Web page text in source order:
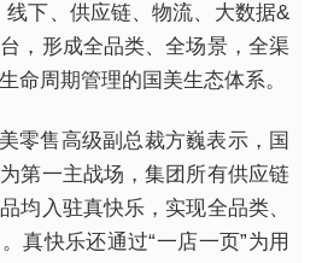
线下、供应链、物流、大数据&
，形成全品类、全场景，全渠
命周期管理的国美生态体系。
零售高级副总裁方巍表示，国
第一主战场，集团所有供应链
均入驻真快乐，实现全品类、
真快乐还通过“一店一页”为用